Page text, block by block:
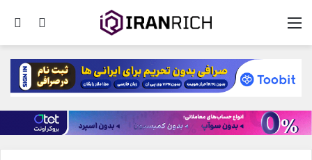
تغییر منو